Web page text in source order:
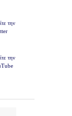
την
την